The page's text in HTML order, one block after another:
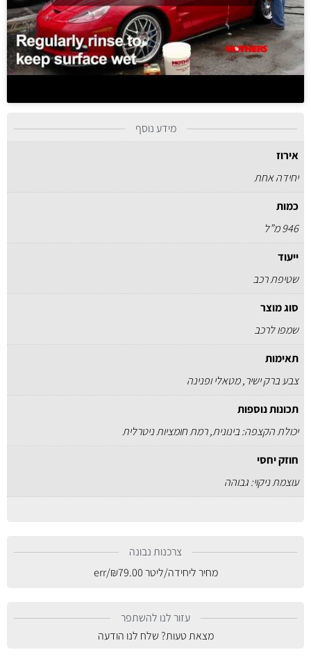
מידע נוסף
אירוז
יחידה אחת
כמות
946 מ”ל
ייעוד
שטיפת רכב
סוג מוצר
שמפו לרכב
תאימות
צבע ברק ישיר, מטאלי ופנינה
תכונות נוספות
יכולת הקצפה: בינונית, רמת חומציות ניטרלית
חוזק יחסי
עוצמת ניקוי: גבוהה
צרכנות נבונה
מחיר ליחידה/ליטר
₪79.00
/err
עזור לנו להשתפר
מצאת טעות? שלח לנו הודעה